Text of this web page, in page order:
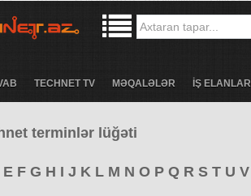
TECHNET TV MƏQALƏLƏR İŞ ELANLARI
terminlər lüğəti
E F G H I J K L M N O P Q R S T U V